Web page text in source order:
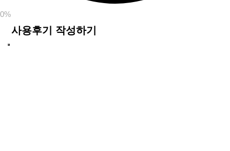
0%
사용후기 작성하기